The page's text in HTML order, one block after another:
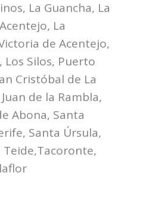
La Guancha, La
La
de Acentejo,
Los Silos, Puerto
Cristóbal de La
de la Rambla,
Abona, Santa
Santa Úrsula,